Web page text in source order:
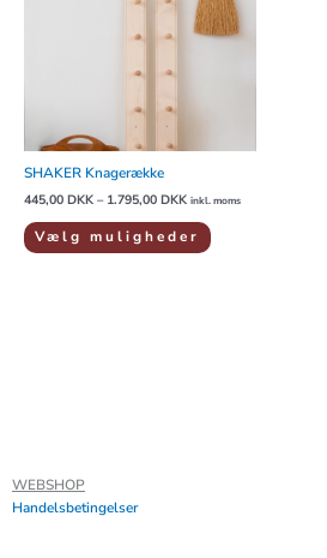
SHAKER Knagerække
445,00 DKK – 1.795,00 DKK inkl. moms
Vælg muligheder
varianter.
Mulighederne
WEBSHOP
Handelsbetingelser